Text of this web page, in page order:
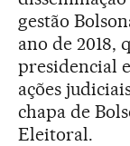
gestão
ano de 2018,
presidencial
ações
chapa de
Eleitoral.